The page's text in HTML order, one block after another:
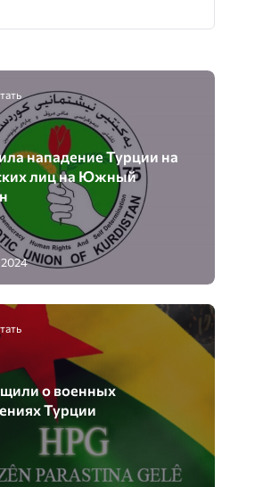
нападение Турции на
лиц на Южный
о военных
Турции